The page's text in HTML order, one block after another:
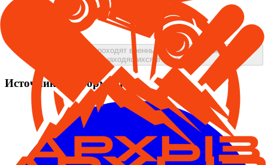
В России проходят военные сборы для граждан,
находящихся в запасе
Источники информации